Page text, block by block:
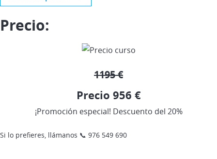
Precio:
1195 €
Precio 956 €
¡Promoción especial! Descuento del 20%
Si lo prefieres, llámanos 📞 976 549 690